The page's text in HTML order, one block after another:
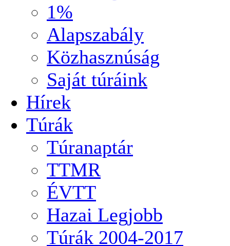
1%
Alapszabály
Közhasznúság
Saját túráink
Hírek
Túrák
Túranaptár
TTMR
ÉVTT
Hazai Legjobb
Túrák 2004-2017